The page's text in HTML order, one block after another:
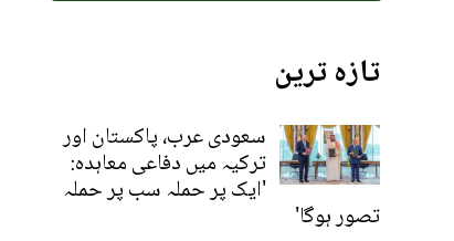
تازہ ترین
سعودی عرب، پاکستان اور
ترکیہ میں دفاعی معاہدہ:
'ایک پر حملہ سب پر حملہ
تصور ہوگا'